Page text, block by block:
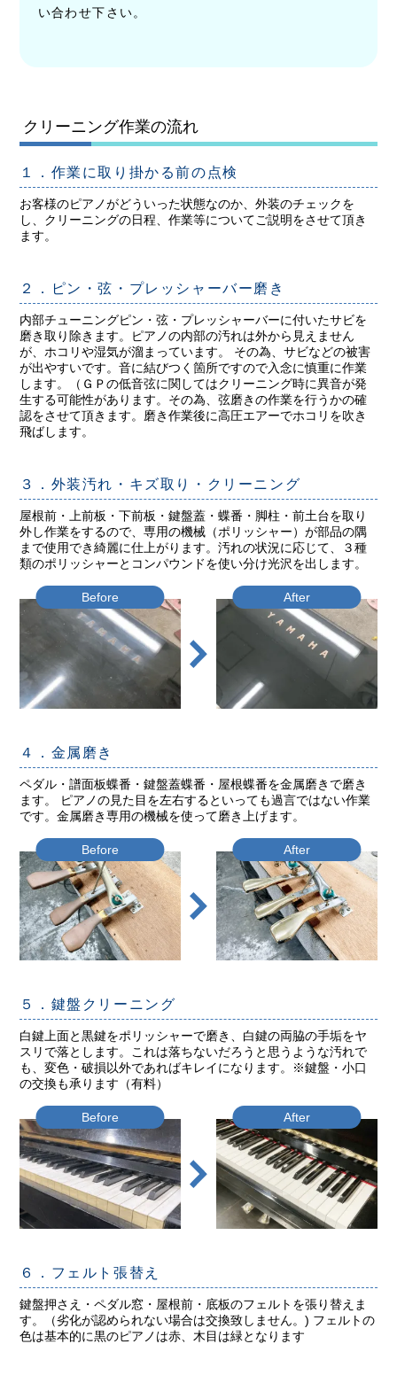
い合わせ下さい。
クリーニング作業の流れ
１．作業に取り掛かる前の点検
お客様のピアノがどういった状態なのか、外装のチェックを
し、クリーニングの日程、作業等についてご説明をさせて頂き
ます。
２．ピン・弦・プレッシャーバー磨き
内部チューニングピン・弦・プレッシャーバーに付いたサビを
磨き取り除きます。ピアノの内部の汚れは外から見えません
が、ホコリや湿気が溜まっています。 その為、サビなどの被害
が出やすいです。音に結びつく箇所ですので入念に慎重に作業
します。（ＧＰの低音弦に関してはクリーニング時に異音が発
生する可能性があります。その為、弦磨きの作業を行うかの確
認をさせて頂きます。磨き作業後に高圧エアーでホコリを吹き
飛ばします。
３．外装汚れ・キズ取り・クリーニング
屋根前・上前板・下前板・鍵盤蓋・蝶番・脚柱・前土台を取り
外し作業をするので、専用の機械（ポリッシャー）が部品の隅
まで使用でき綺麗に仕上がります。汚れの状況に応じて、３種
類のポリッシャーとコンパウンドを使い分け光沢を出します。
Before After
４．金属磨き
ペダル・譜面板蝶番・鍵盤蓋蝶番・屋根蝶番を金属磨きで磨き
ます。 ピアノの見た目を左右するといっても過言ではない作業
です。金属磨き専用の機械を使って磨き上げます。
Before After
５．鍵盤クリーニング
白鍵上面と黒鍵をポリッシャーで磨き、白鍵の両脇の手垢をヤ
スリで落とします。これは落ちないだろうと思うような汚れで
も、変色・破損以外であればキレイになります。※鍵盤・小口
の交換も承ります（有料）
Before After
６．フェルト張替え
鍵盤押さえ・ペダル窓・屋根前・底板のフェルトを張り替えま
す。（劣化が認められない場合は交換致しません。) フェルトの
色は基本的に黒のピアノは赤、木目は緑となります